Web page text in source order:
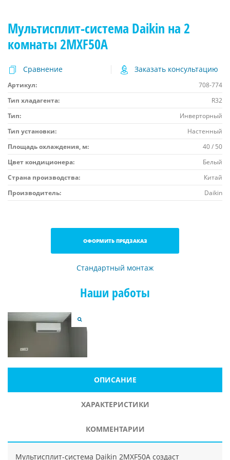
Мультисплит-система Daikin на 2
комнаты 2MXF50A
Сравнение Заказать консультацию
Артикул:
708-774
Тип хладагента:
R32
Тип:
Инверторный
Тип установки:
Настенный
Площадь охлаждения, м:
40 / 50
Цвет кондиционера:
Белый
Страна производства:
Китай
Производитель:
Daikin
ОФОРМИТЬ ПРЕДЗАКАЗ
Стандартный монтаж
Наши работы
ОПИСАНИЕ
ХАРАКТЕРИСТИКИ
КОММЕНТАРИИ
Мультисплит-система Daikin 2MXF50A создаст